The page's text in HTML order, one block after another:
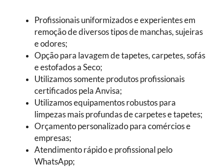
Profissionais uniformizados e experientes em
remoção de diversos tipos de manchas, sujeiras
e odores;
Opção para lavagem de tapetes, carpetes, sofás
e estofados a Seco;
Utilizamos somente produtos profissionais
certificados pela Anvisa;
Utilizamos equipamentos robustos para
limpezas mais profundas de carpetes e tapetes;
Orçamento personalizado para comércios e
empresas;
Atendimento rápido e profissional pelo
WhatsApp;